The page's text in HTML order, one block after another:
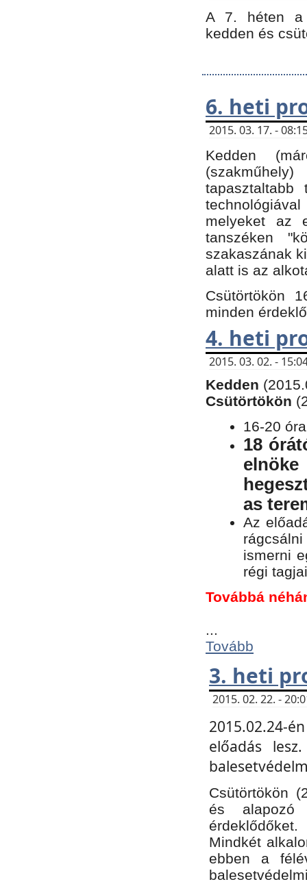
A 7. héten a
kedden és
6. heti
2015. 03. 17. -
Kedden
tapasztaltabb
melyeket az
tanszéken
szakaszának
alatt is az
Csütörtökön
minden
4. heti
2015. 03. 02. -
Kedden
Csütörtökön
16-20
18
as
Az
ismerni
régi
Továbbá
...
Tovább
3. heti
2015. 02. 22. -
2015.02.24-
előadás
Csütörtökön
és alapozó
érdeklődőket.
Mindkét
ebben a